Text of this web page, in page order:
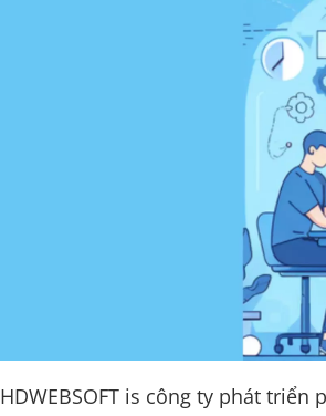
HDWEBSOFT is công ty phát